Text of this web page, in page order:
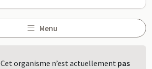
Menu
Cet organisme n’est actuellement pas